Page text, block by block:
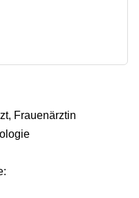
Frauenärztin